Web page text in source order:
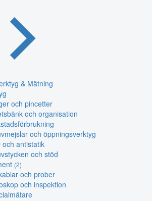
& Mätning
och pincetter
och organisation
och öppningsverktyg
och antistatik
och stöd
(2)
och prober
och inspektion